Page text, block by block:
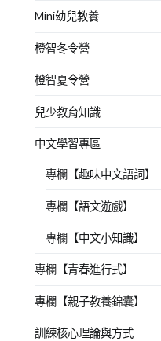
Mini幼兒教養
橙智冬令營
橙智夏令營
兒少教育知識
中文學習專區
專欄【趣味中文語詞】
專欄【語文遊戲】
專欄【中文小知識】
專欄【青春進行式】
專欄【親子教養錦囊】
訓練核心理論與方式